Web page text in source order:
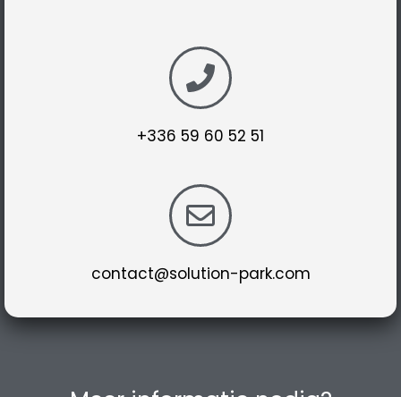
+336 59 60 52 51
contact@solution-park.com